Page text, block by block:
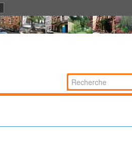
Chercher par
Recherche